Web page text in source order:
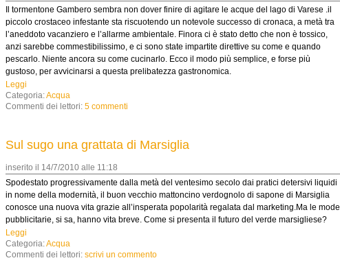
Il tormentone Gambero sembra non dover finire di agitare le acque del lago di Varese .il
piccolo crostaceo infestante sta riscuotendo un notevole successo di cronaca, a metà tra
l’aneddoto vacanziero e l’allarme ambientale. Finora ci è stato detto che non è tossico,
anzi sarebbe commestibilissimo, e ci sono state impartite direttive su come e quando
pescarlo. Niente ancora su come cucinarlo. Ecco il modo più semplice, e forse più
gustoso, per avvicinarsi a questa prelibatezza gastronomica.
Leggi
Categoria:Acqua
Commenti dei lettori: 5 commenti
Sul sugo una grattata di Marsiglia
inserito il 14/7/2010 alle 11:18
Spodestato progressivamente dalla metà del ventesimo secolo dai pratici detersivi liquidi
in nome della modernità, il buon vecchio mattoncino verdognolo di sapone di Marsiglia
conosce una nuova vita grazie all’insperata popolarità regalata dal marketing.Ma le mode
pubblicitarie, si sa, hanno vita breve. Come si presenta il futuro del verde marsigliese?
Leggi
Categoria:Acqua
Commenti dei lettori: scrivi un commento